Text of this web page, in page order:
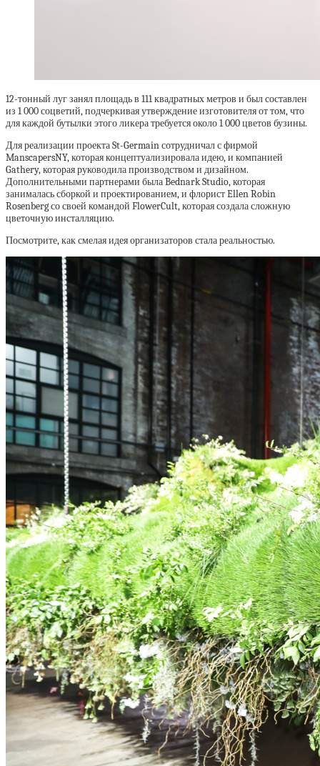
12-тонный луг занял площадь в 111 квадратных метров и был составлен
из 1 000 соцветий, подчеркивая утверждение изготовителя от том, что
для каждой бутылки этого ликера требуется около 1 000 цветов бузины.
Для реализации проекта St-Germain сотрудничал с фирмой
ManscapersNY, которая концептуализировала идею, и компанией
Gathery, которая руководила производством и дизайном.
Дополнительными партнерами была Bednark Studio, которая
занималась сборкой и проектированием, и флорист Ellen Robin
Rosenberg со своей командой FlowerCult, которая создала сложную
цветочную инсталляцию.
Посмотрите, как смелая идея организаторов стала реальностью.